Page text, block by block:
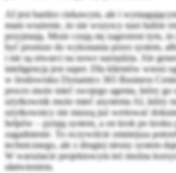
AI jest bardzo ciekawym, ale i
mam wrażenie, że nie wszyscy nasi ludzie
przyjmują. Może czują się zagrożeni tym,
być prostsze do wykonania przez system,
i nie są otwarci na nowe narzędzia. Ale
inteligencja jest super. Dla klientów wnosi
w środowisku Dynamics 365 Business
proces może mieć swojego agenta, który go
użytkownik może mieć asystenta AI, który
użytkownicy nie muszą już wertować
helpów – pytają system, a on krok po kroku
zagadnienie. To oczywiście zmniejsza
technicznego, ale z drugiej strony system
W warsztacie projektowym też można
ułatwieniem.